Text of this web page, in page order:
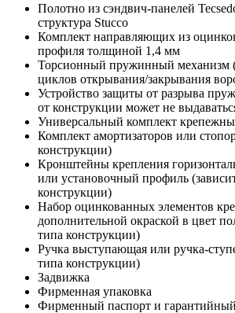
Полотно из сэндвич-панелей
структура Stucco
Комплект направляющих из
профиля толщиной 1,4 мм
Торсионный пружинный механизм
циклов открывания/закрывания
Устройство защиты от разрыва
от конструкции может не
Универсальный комплект
Комплект амортизаторов или
конструкции)
Кронштейны крепления
или установочный профиль
конструкции)
Набор оцинкованных элементов
дополнительной окраской в цвет
типа конструкции)
Ручка выступающая или ручка-
типа конструкции)
Задвижка
Фирменная упаковка
Фирменный паспорт и